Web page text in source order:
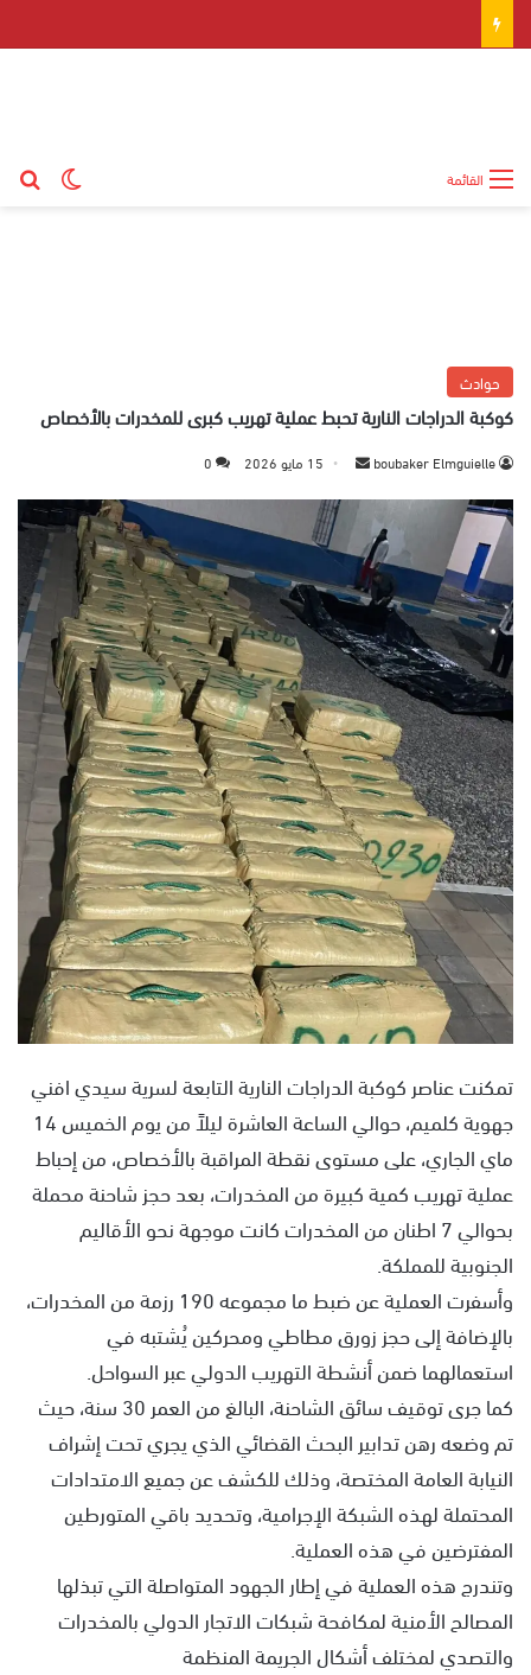
القائمة
حوادث
كوكبة الدراجات النارية تحبط عملية تهريب كبرى للمخدرات بالأخصاص
boubaker Elmguielle
ل
ب
ر
ي
د
ا
إ
ل
ك
ت
ر
و
ن
ي
ا
15 مايو 2026 0
تمكنت عناصر كوكبة الدراجات النارية التابعة لسرية سيدي افني
جهوية كلميم، حوالي الساعة العاشرة ليلاً من يوم الخميس 14
ماي الجاري، على مستوى نقطة المراقبة بالأخصاص، من إحباط
عملية تهريب كمية كبيرة من المخدرات، بعد حجز شاحنة محملة
بحوالي 7 اطنان من المخدرات كانت موجهة نحو الأقاليم
الجنوبية للمملكة.
وأسفرت العملية عن ضبط ما مجموعه 190 رزمة من المخدرات،
بالإضافة إلى حجز زورق مطاطي ومحركين يُشتبه في
استعمالهما ضمن أنشطة التهريب الدولي عبر السواحل.
كما جرى توقيف سائق الشاحنة، البالغ من العمر 30 سنة، حيث
تم وضعه رهن تدابير البحث القضائي الذي يجري تحت إشراف
النيابة العامة المختصة، وذلك للكشف عن جميع الامتدادات
المحتملة لهذه الشبكة الإجرامية، وتحديد باقي المتورطين
المفترضين في هذه العملية.
وتندرج هذه العملية في إطار الجهود المتواصلة التي تبذلها
المصالح الأمنية لمكافحة شبكات الاتجار الدولي بالمخدرات
والتصدي لمختلف أشكال الجريمة المنظمة